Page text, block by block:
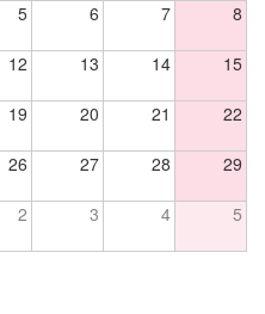
5 6 7 8
12 13 14 15
19 20 21 22
26 27 28 29
2 3 4 5